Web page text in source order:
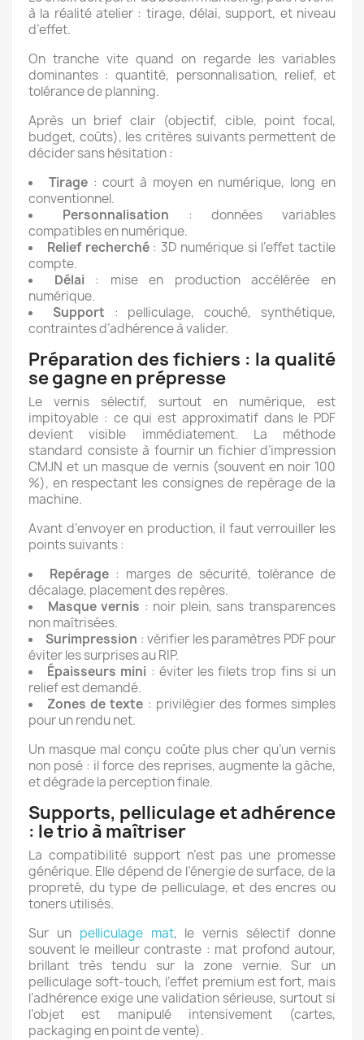
à la réalité atelier : tirage, délai, support, et niveau
d’effet.
On tranche vite quand on regarde les variables
dominantes : quantité, personnalisation, relief, et
tolérance de planning.
Après un brief clair (objectif, cible, point focal,
budget, coûts), les critères suivants permettent de
décider sans hésitation :
Tirage: court à moyen en numérique, long en
conventionnel.
Personnalisation : données variables
compatibles en numérique.
Relief recherché: 3D numérique si l’effet tactile
compte.
Délai : mise en production accélérée en
numérique.
Support : pelliculage, couché, synthétique,
contraintes d’adhérence à valider.
Préparation des fichiers : la qualité
se gagne en prépresse
Le vernis sélectif, surtout en numérique, est
impitoyable : ce qui est approximatif dans le PDF
devient visible immédiatement. La méthode
standard consiste à fournir un fichier d’impression
CMJN et un masque de vernis (souvent en noir 100
%), en respectant les consignes de repérage de la
machine.
Avant d’envoyer en production, il faut verrouiller les
points suivants :
Repérage : marges de sécurité, tolérance de
décalage, placement des repères.
Masque vernis : noir plein, sans transparences
non maîtrisées.
Surimpression : vérifier les paramètres PDF pour
éviter les surprises au RIP.
Épaisseurs mini : éviter les filets trop fins si un
relief est demandé.
Zones de texte : privilégier des formes simples
pour un rendu net.
Un masque mal conçu coûte plus cher qu’un vernis
non posé : il force des reprises, augmente la gâche,
et dégrade la perception finale.
Supports, pelliculage et adhérence
: le trio à maîtriser
La compatibilité support n’est pas une promesse
générique. Elle dépend de l’énergie de surface, de la
propreté, du type de pelliculage, et des encres ou
toners utilisés.
Sur un pelliculage mat, le vernis sélectif donne
souvent le meilleur contraste : mat profond autour,
brillant très tendu sur la zone vernie. Sur un
pelliculage soft-touch, l’effet premium est fort, mais
l’adhérence exige une validation sérieuse, surtout si
l’objet est manipulé intensivement (cartes,
packaging en point de vente).